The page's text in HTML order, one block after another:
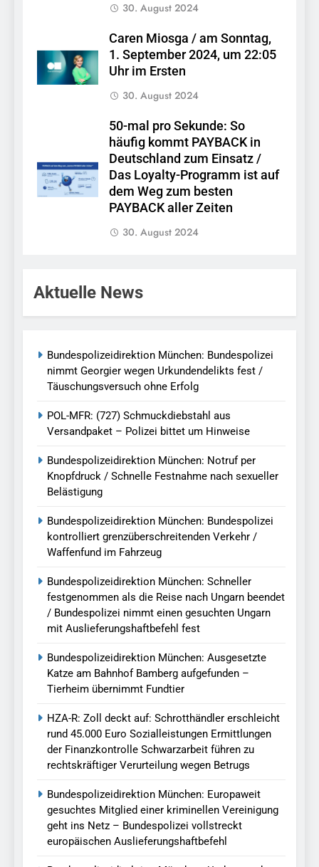
30. August 2024
Caren Miosga / am Sonntag,
1. September 2024, um 22:05
Uhr im Ersten
30. August 2024
50-mal pro Sekunde: So
häufig kommt PAYBACK in
Deutschland zum Einsatz /
Das Loyalty-Programm ist auf
dem Weg zum besten
PAYBACK aller Zeiten
30. August 2024
Aktuelle News
Bundespolizeidirektion München: Bundespolizei
nimmt Georgier wegen Urkundendelikts fest /
Täuschungsversuch ohne Erfolg
POL-MFR: (727) Schmuckdiebstahl aus
Versandpaket – Polizei bittet um Hinweise
Bundespolizeidirektion München: Notruf per
Knopfdruck / Schnelle Festnahme nach sexueller
Belästigung
Bundespolizeidirektion München: Bundespolizei
kontrolliert grenzüberschreitenden Verkehr /
Waffenfund im Fahrzeug
Bundespolizeidirektion München: Schneller
festgenommen als die Reise nach Ungarn beendet
/ Bundespolizei nimmt einen gesuchten Ungarn
mit Auslieferungshaftbefehl fest
Bundespolizeidirektion München: Ausgesetzte
Katze am Bahnhof Bamberg aufgefunden –
Tierheim übernimmt Fundtier
HZA-R: Zoll deckt auf: Schrotthändler erschleicht
rund 45.000 Euro Sozialleistungen Ermittlungen
der Finanzkontrolle Schwarzarbeit führen zu
rechtskräftiger Verurteilung wegen Betrugs
Bundespolizeidirektion München: Europaweit
gesuchtes Mitglied einer kriminellen Vereinigung
geht ins Netz – Bundespolizei vollstreckt
europäischen Auslieferungshaftbefehl